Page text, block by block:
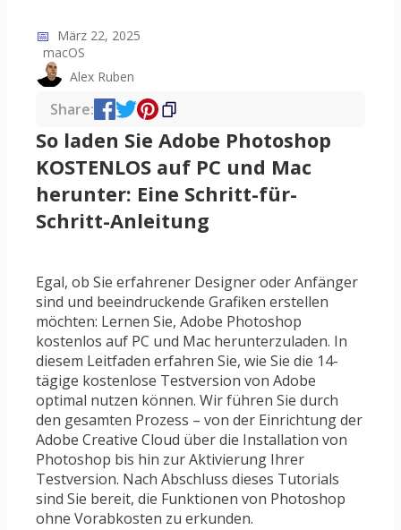
📅 März 22, 2025
macOS
Alex Ruben
Share:
So laden Sie Adobe Photoshop
KOSTENLOS auf PC und Mac
herunter: Eine Schritt-für-
Schritt-Anleitung
Egal, ob Sie erfahrener Designer oder Anfänger
sind und beeindruckende Grafiken erstellen
möchten: Lernen Sie, Adobe Photoshop
kostenlos auf PC und Mac herunterzuladen. In
diesem Leitfaden erfahren Sie, wie Sie die 14-
tägige kostenlose Testversion von Adobe
optimal nutzen können. Wir führen Sie durch
den gesamten Prozess – von der Einrichtung der
Adobe Creative Cloud über die Installation von
Photoshop bis hin zur Aktivierung Ihrer
Testversion. Nach Abschluss dieses Tutorials
sind Sie bereit, die Funktionen von Photoshop
ohne Vorabkosten zu erkunden.